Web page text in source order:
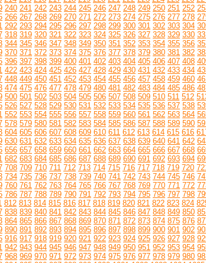
240 241 242 243 244 245 246 247 248 249 250 251 252
266 267 268 269 270 271 272 273 274 275 276 277 278
292 293 294 295 296 297 298 299 300 301 302 303 304
318 319 320 321 322 323 324 325 326 327 328 329 330
344 345 346 347 348 349 350 351 352 353 354 355 356
370 371 372 373 374 375 376 377 378 379 380 381 382
396 397 398 399 400 401 402 403 404 405 406 407 408
422 423 424 425 426 427 428 429 430 431 432 433 434
448 449 450 451 452 453 454 455 456 457 458 459 460
474 475 476 477 478 479 480 481 482 483 484 485 486
500 501 502 503 504 505 506 507 508 509 510 511 512
526 527 528 529 530 531 532 533 534 535 536 537 538
552 553 554 555 556 557 558 559 560 561 562 563 564
578 579 580 581 582 583 584 585 586 587 588 589 590
604 605 606 607 608 609 610 611 612 613 614 615 616
630 631 632 633 634 635 636 637 638 639 640 641 642
656 657 658 659 660 661 662 663 664 665 666 667 668
682 683 684 685 686 687 688 689 690 691 692 693 694
708 709 710 711 712 713 714 715 716 717 718 719 720
734 735 736 737 738 739 740 741 742 743 744 745 746
760 761 762 763 764 765 766 767 768 769 770 771 772
786 787 788 789 790 791 792 793 794 795 796 797 798
812 813 814 815 816 817 818 819 820 821 822 823 824
838 839 840 841 842 843 844 845 846 847 848 849 850
864 865 866 867 868 869 870 871 872 873 874 875 876
890 891 892 893 894 895 896 897 898 899 900 901 902
916 917 918 919 920 921 922 923 924 925 926 927 928
942 943 944 945 946 947 948 949 950 951 952 953 954
968 969 970 971 972 973 974 975 976 977 978 979 980